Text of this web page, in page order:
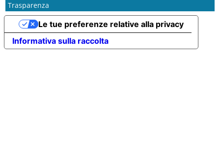
Trasparenza
Informativa sulla raccolta
Le tue preferenze relative alla privacy